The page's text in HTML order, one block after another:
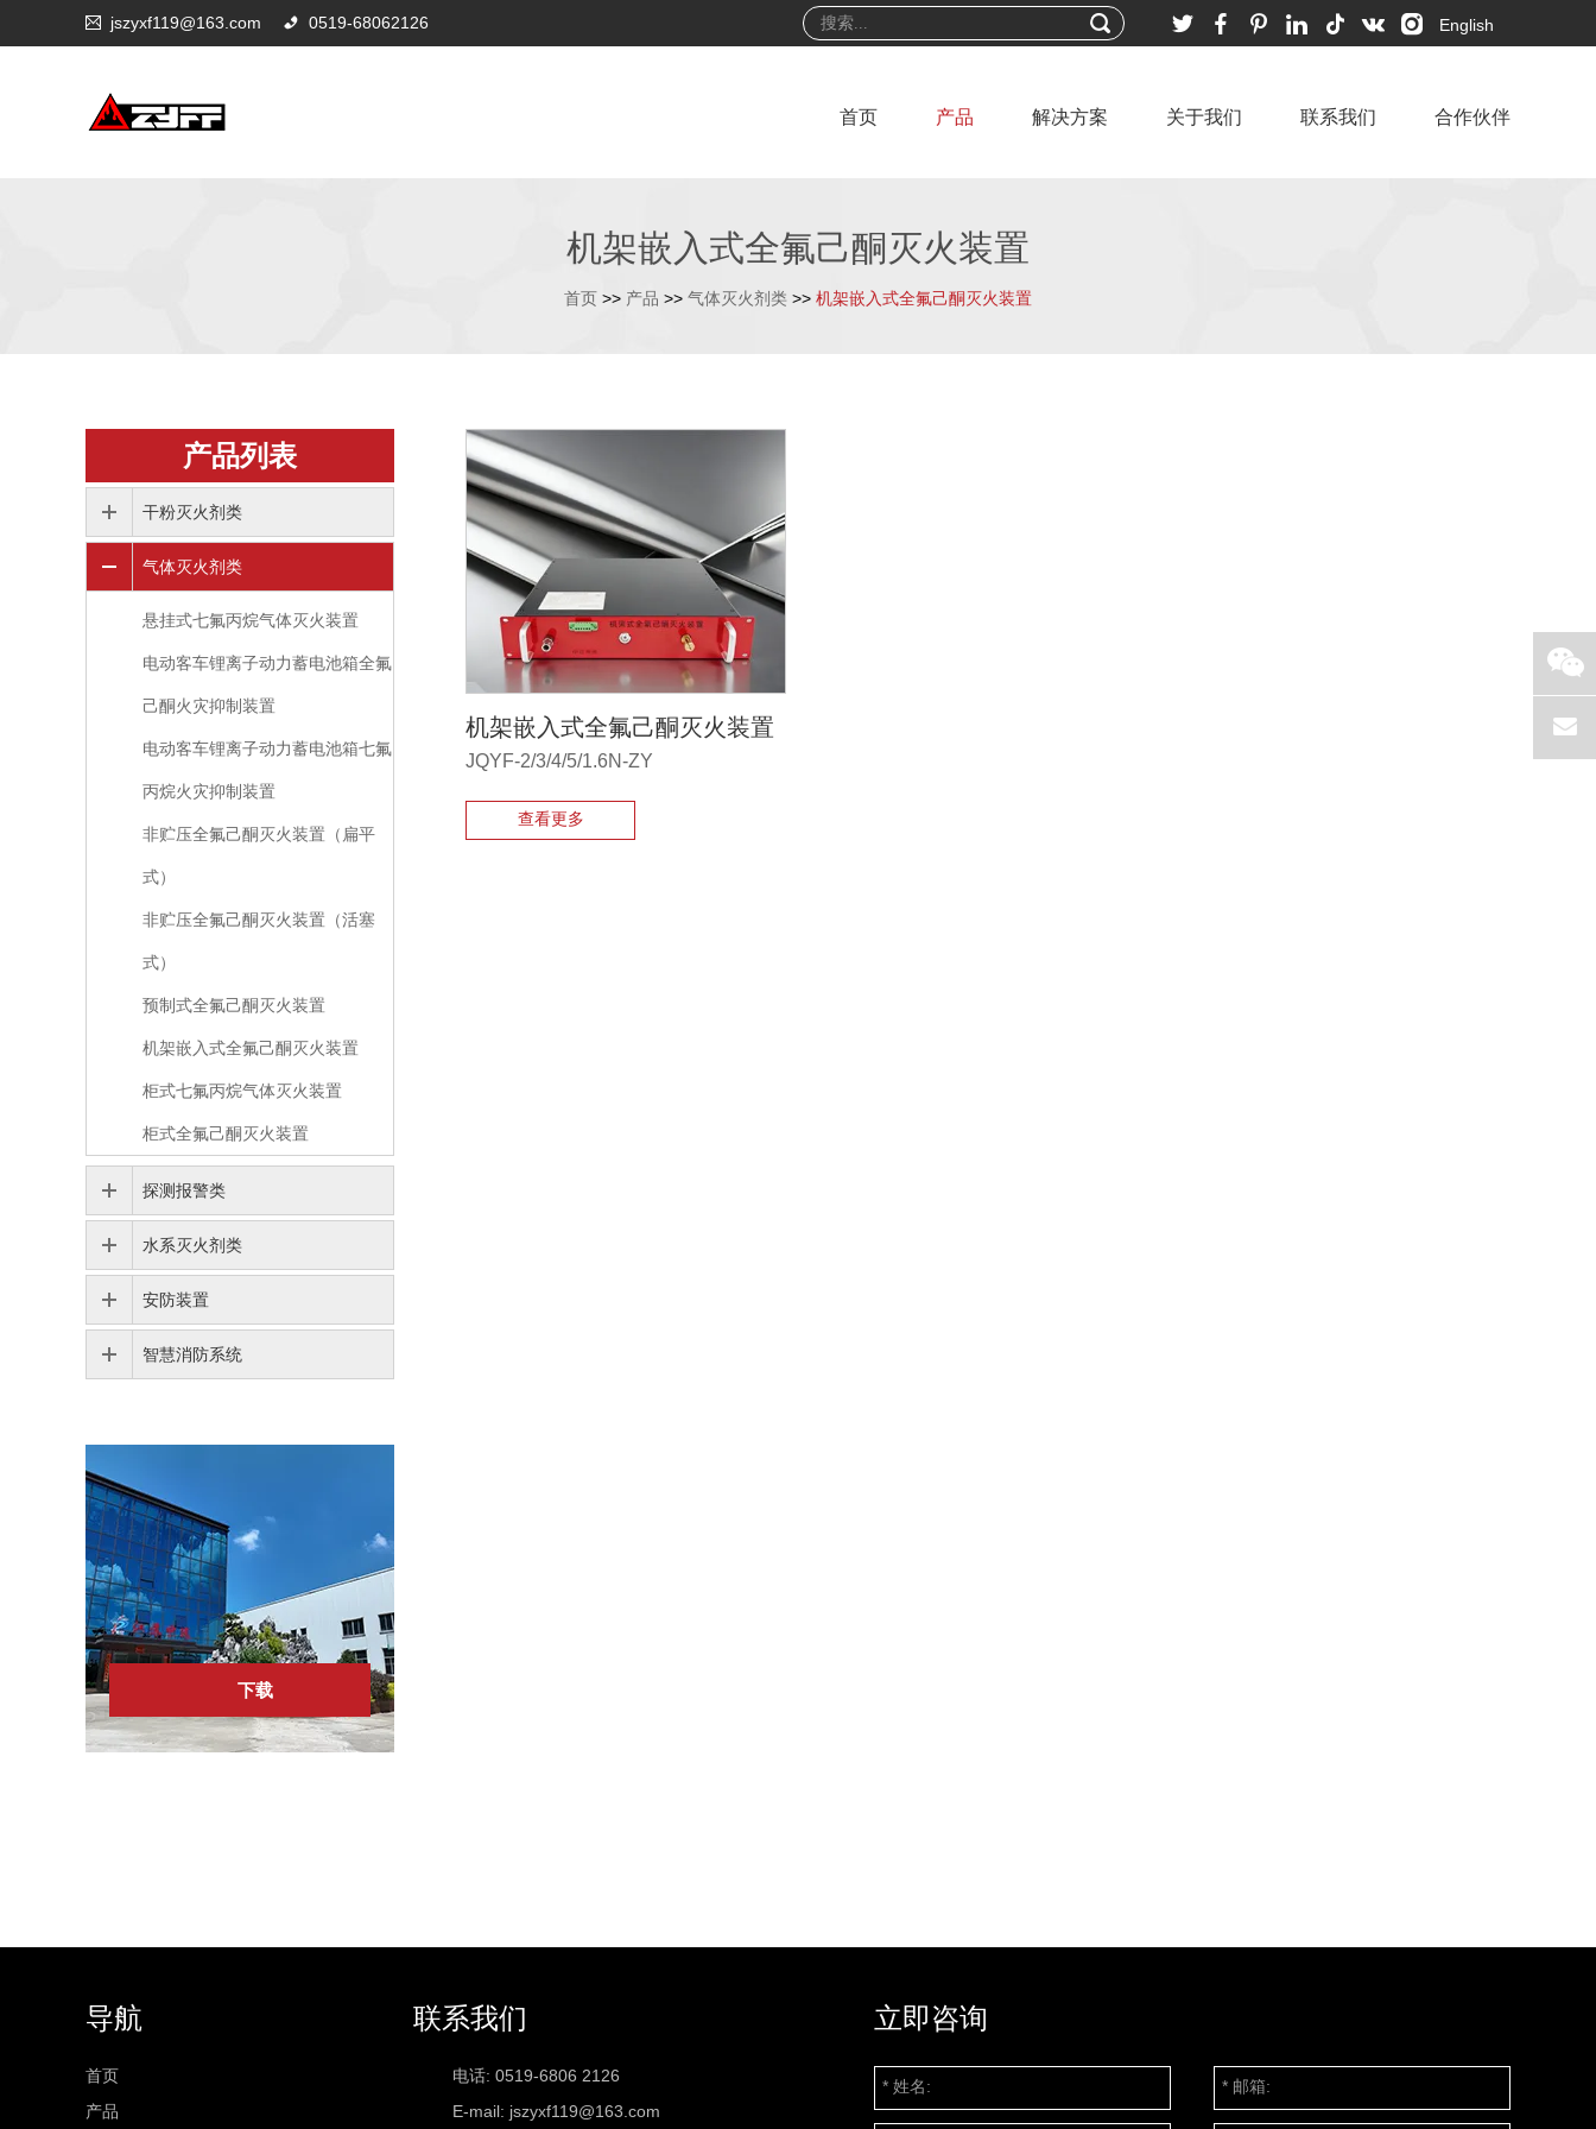
jszyxf119@163.com 0519-68062126 English
首页 产品 解决方案 关于我们 联系我们 合作伙伴
机架嵌入式全氟己酮灭火装置
首页 >> 产品 >> 气体灭火剂类 >> 机架嵌入式全氟己酮灭火装置
机架嵌入式全氟己酮灭火装置
JQYF-2/3/4/5/1.6N-ZY
查看更多
产品列表
干粉灭火剂类
气体灭火剂类
悬挂式七氟丙烷气体灭火装置
电动客车锂离子动力蓄电池箱全氟
己酮火灾抑制装置
电动客车锂离子动力蓄电池箱七氟
丙烷火灾抑制装置
非贮压全氟己酮灭火装置（扁平
式）
非贮压全氟己酮灭火装置（活塞
式）
预制式全氟己酮灭火装置
机架嵌入式全氟己酮灭火装置
柜式七氟丙烷气体灭火装置
柜式全氟己酮灭火装置
探测报警类
水系灭火剂类
安防装置
智慧消防系统
下载
导航
首页
产品
联系我们
电话: 0519-6806 2126
E-mail: jszyxf119@163.com
立即咨询